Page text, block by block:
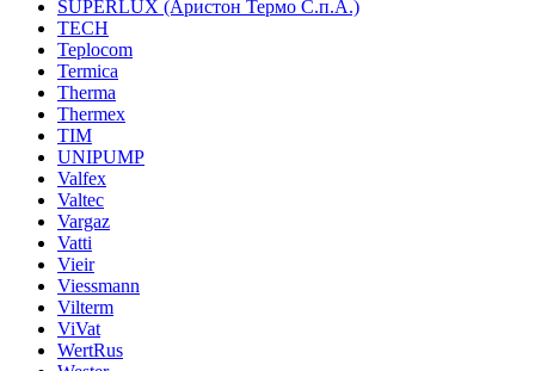
SUPERLUX (Аристон Термо С.п.А.)
TECH
Teplocom
Termica
Therma
Thermex
TIM
UNIPUMP
Valfex
Valtec
Vargaz
Vatti
Vieir
Viessmann
Vilterm
ViVat
WertRus